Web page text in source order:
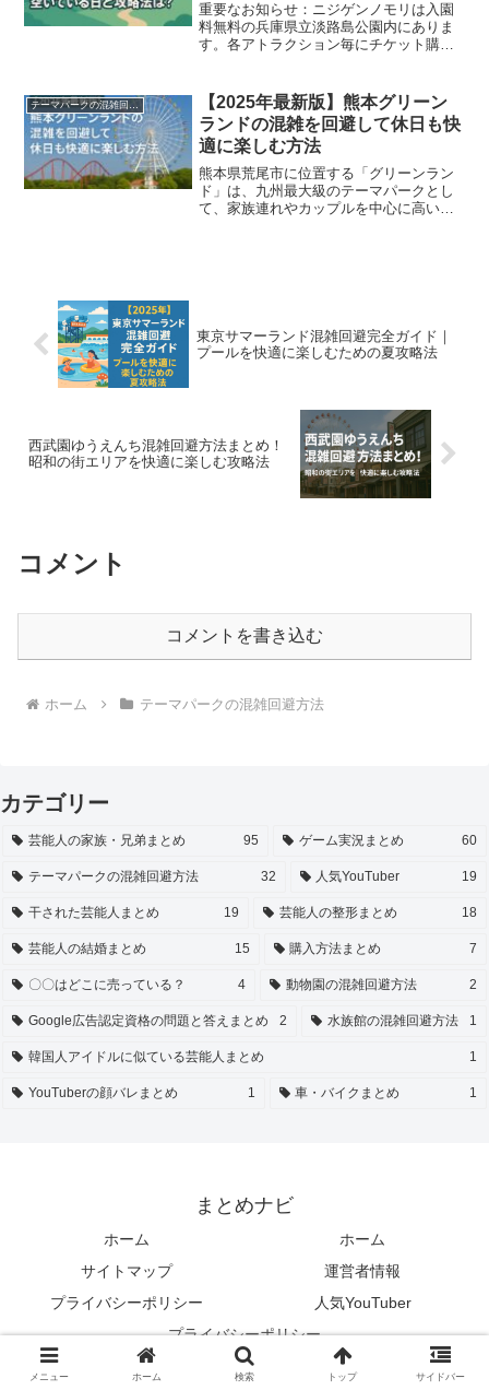
重要なお知らせ：ニジゲンノモリは入園
料無料の兵庫県立淡路島公園内にありま
す。各アトラクション毎にチケット購入
～木曜日が最も空いている理由ニジゲン
ノモリは兵庫県淡路島にあ...
テーマパークの混雑回避方法
【2025年最新版】熊本グリーン
ランドの混雑を回避して休日も快
適に楽しむ方法
熊本県荒尾市に位置する「グリーンラン
ド」は、九州最大級のテーマパークとし
て、家族連れやカップルを中心に高い人
東京サマーランド混雑回避完全ガイド｜
プールを快適に楽しむための夏攻略法
西武園ゆうえんち混雑回避方法まとめ！
昭和の街エリアを快適に楽しむ攻略法
コメント
コメントを書き込む
ホーム テーマパークの混雑回避方法
カテゴリー
芸能人の家族・兄弟まとめ 95 ゲーム実況まとめ 60
テーマパークの混雑回避方法 32 人気YouTuber 19
干された芸能人まとめ 19 芸能人の整形まとめ 18
芸能人の結婚まとめ 15 購入方法まとめ 7
〇〇はどこに売っている？ 4 動物園の混雑回避方法 2
Google広告認定資格の問題と答えまとめ 2 水族館の混雑回避方法 1
韓国人アイドルに似ている芸能人まとめ 1
YouTuberの顔バレまとめ 1 車・バイクまとめ 1
まとめナビ
ホーム
ホーム
サイトマップ
運営者情報
プライバシーポリシー
人気YouTuber
プライバシーポリシー
© 2024 まとめナビ.
メニュー ホーム 検索 トップ サイドバー